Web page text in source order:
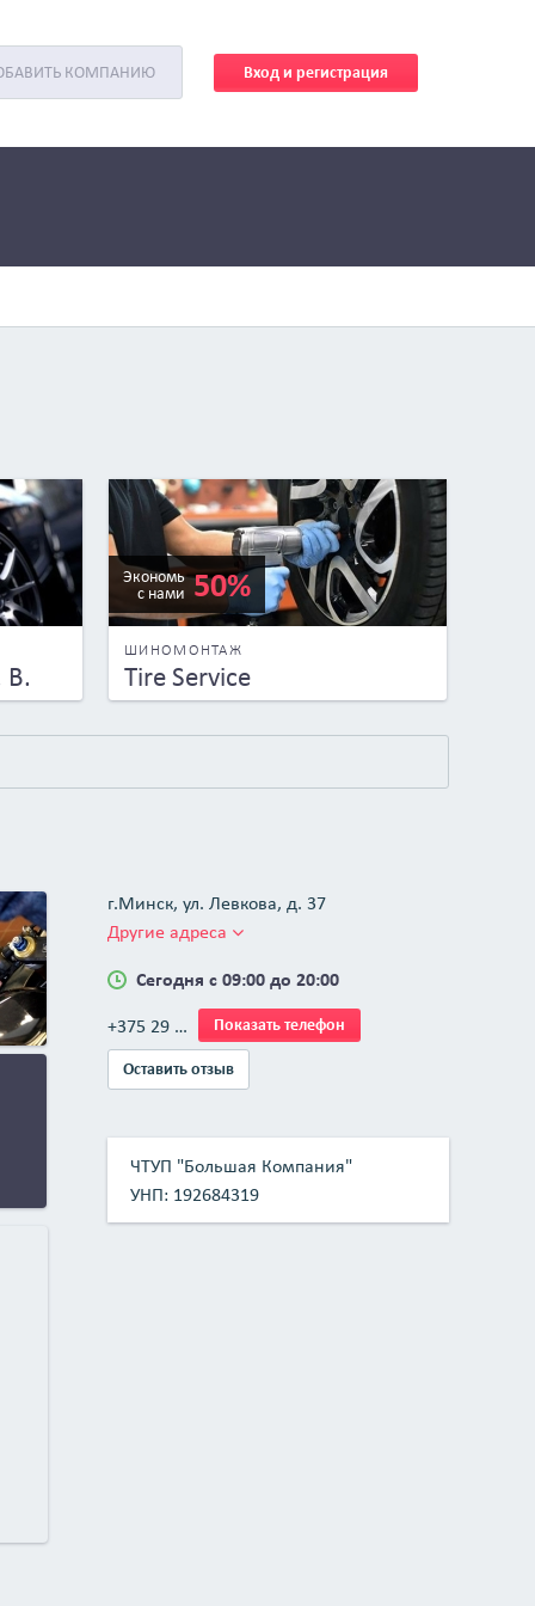
КОМПАНИЮ Вход и регистрация
В.
Экономь
с нами 50%
ШИНОМОНТАЖ
Tire Service
г.Минск, ул. Левкова, д. 37
Другие адреса
Сегодня с 09:00 до 20:00
+375 29 … Показать телефон
Оставить отзыв
ЧТУП "Большая Компания"
УНП: 192684319